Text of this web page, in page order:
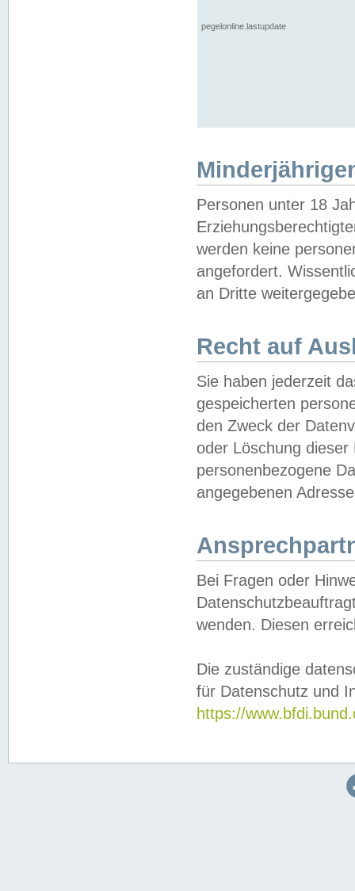
pegelonline.lastupdate
Personen unter 18
werden keine
angefordert.
an Dritte
Recht auf
Sie haben jederzeit
gespeicherten
den Zweck der
oder Löschung
personenbezogene
angegebenen
Bei Fragen oder
wenden. Diesen
Die zuständige
für Datenschutz und
https://